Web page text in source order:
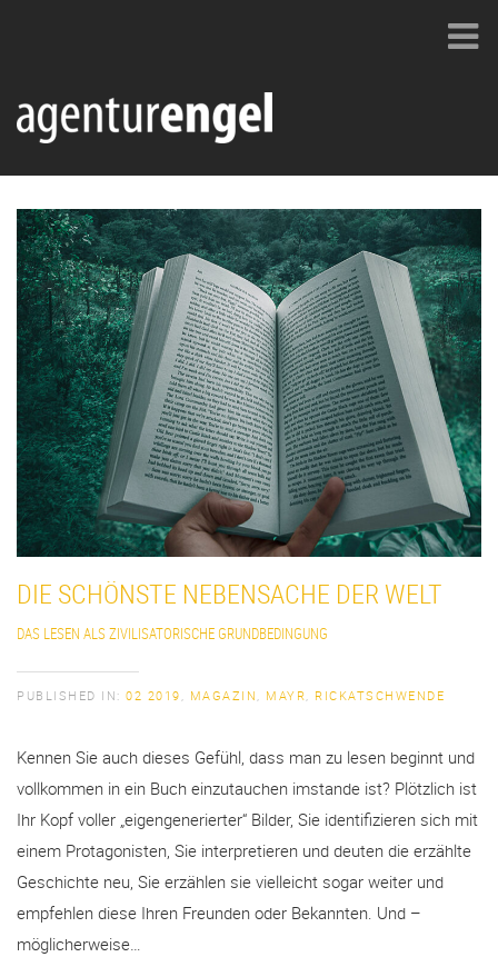
DIE SCHÖNSTE NEBENSACHE DER WELT
DAS LESEN ALS ZIVILISATORISCHE GRUNDBEDINGUNG
PUBLISHED IN: 02 2019 MAGAZIN MAYR RICKATSCHWENDE
Kennen Sie auch dieses Gefühl, dass man zu lesen beginnt und
vollkommen in ein Buch einzutauchen imstande ist? Plötzlich ist
Ihr Kopf voller „eigengenerierter“ Bilder, Sie identifizieren sich mit
einem Protagonisten, Sie interpretieren und deuten die erzählte
Geschichte neu, Sie erzählen sie vielleicht sogar weiter und
empfehlen diese Ihren Freunden oder Bekannten. Und –
möglicherweise…